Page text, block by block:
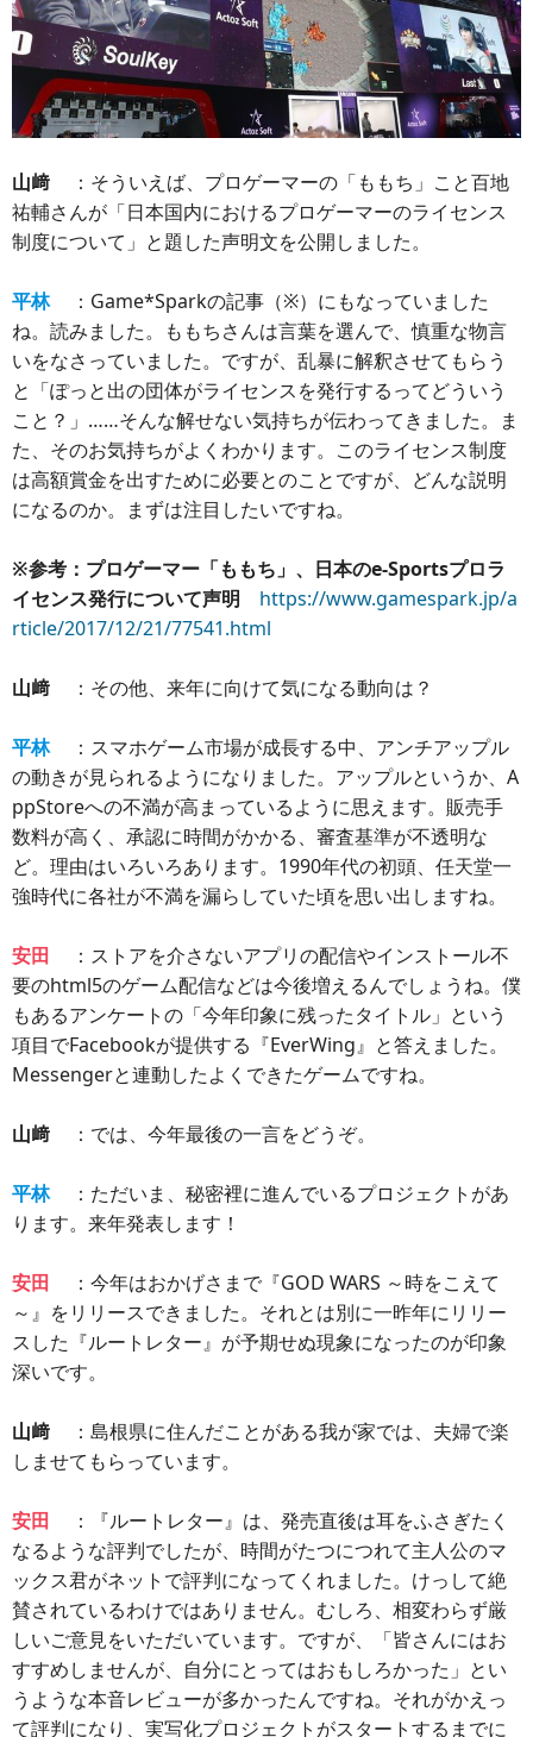
山﨑
：そういえば、プロゲーマーの「ももち」こと百地
祐輔さんが「日本国内におけるプロゲーマーのライセンス
制度について」と題した声明文を公開しました。
平林
：Game*Sparkの記事（※）にもなっていました
ね。読みました。ももちさんは言葉を選んで、慎重な物言
いをなさっていました。ですが、乱暴に解釈させてもらう
と「ぽっと出の団体がライセンスを発行するってどういう
こと？」……そんな解せない気持ちが伝わってきました。ま
た、そのお気持ちがよくわかります。このライセンス制度
は高額賞金を出すために必要とのことですが、どんな説明
になるのか。まずは注目したいですね。
※参考：プロゲーマー「ももち」、日本のe-Sportsプロラ
イセンス発行について声明
https://www.gamespark.jp/a
rticle/2017/12/21/77541.html
山﨑 ：その他、来年に向けて気になる動向は？
平林
：スマホゲーム市場が成長する中、アンチアップル
の動きが見られるようになりました。アップルというか、A
ppStoreへの不満が高まっているように思えます。販売手
数料が高く、承認に時間がかかる、審査基準が不透明な
ど。理由はいろいろあります。1990年代の初頭、任天堂一
強時代に各社が不満を漏らしていた頃を思い出しますね。
安田
：ストアを介さないアプリの配信やインストール不
要のhtml5のゲーム配信などは今後増えるんでしょうね。僕
もあるアンケートの「今年印象に残ったタイトル」という
項目でFacebookが提供する『EverWing』と答えました。
Messengerと連動したよくできたゲームですね。
山﨑 ：では、今年最後の一言をどうぞ。
平林
：ただいま、秘密裡に進んでいるプロジェクトがあ
ります。来年発表します！
安田
：今年はおかげさまで『GOD WARS ～時をこえて
～』をリリースできました。それとは別に一昨年にリリー
スした『ルートレター』が予期せぬ現象になったのが印象
深いです。
山﨑
：島根県に住んだことがある我が家では、夫婦で楽
しませてもらっています。
安田
：『ルートレター』は、発売直後は耳をふさぎたく
なるような評判でしたが、時間がたつにつれて主人公のマ
ックス君がネットで評判になってくれました。けっして絶
賛されているわけではありません。むしろ、相変わらず厳
しいご意見をいただいています。ですが、「皆さんにはお
すすめしませんが、自分にとってはおもしろかった」とい
うような本音レビューが多かったんですね。それがかえっ
て評判になり、実写化プロジェクトがスタートするまでに